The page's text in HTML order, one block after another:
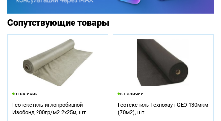
Сопутствующие товары
в наличии
Геотекстиль иглопробивной
Изобонд 200гр/м2 2х25м, шт
в наличии
Геотекстиль Технохаут GEO 130мкм
(70м2), шт